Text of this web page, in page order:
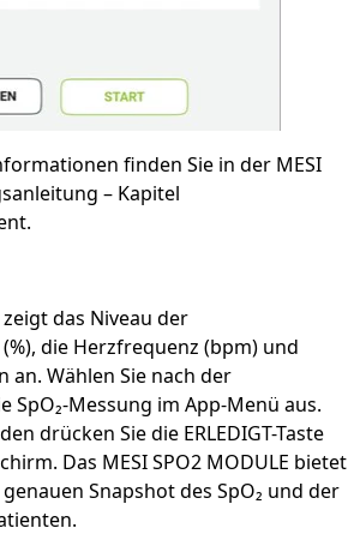
finden Sie in der MESI
– Kapitel
das Niveau der
die Herzfrequenz (bpm) und
an. Wählen Sie nach der
SpO₂-Messung im App-Menü aus.
drücken Sie die ERLEDIGT-Taste
Das MESI SPO2 MODULE bietet
Snapshot des SpO₂ und der